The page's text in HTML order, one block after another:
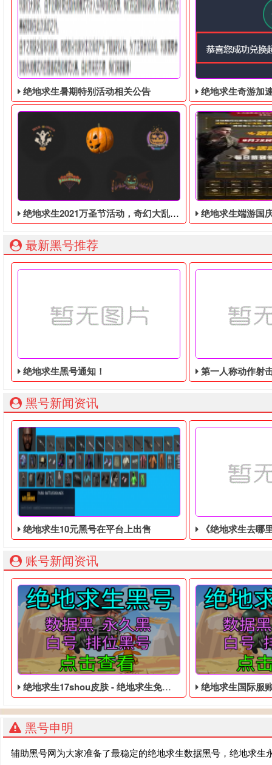
绝地求生暑期特别活动相关公告 绝地求生奇游加速器免
绝地求生2021万圣节活动，奇幻大乱斗回归，还有新皮肤和新地图 绝地求生端游国庆节的终极白嫖活
最新黑号推荐
绝地求生黑号通知！ 第一人称动作射击游戏《绝地
黑号新闻资讯
绝地求生10元黑号在平台上出售 《绝地求生去哪里租黑号》今日
账号新闻资讯
绝地求生17shou皮肤 - 绝地求生免费的账号 绝地求生国际服账号购
黑号申明
辅助黑号网为大家准备了最稳定的绝地求生数据黑号，绝地求